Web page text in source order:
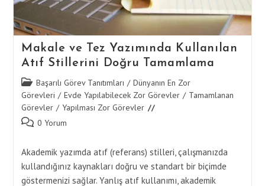
Makale ve Tez Yazımında Kullanılan
Atıf Stillerini Doğru Tamamlama
Post
category:
Başarılı Görev Tanıtımları / Dünyanın En Zor
Görevleri / Evde Yapılabilecek Zor Görevler / Tamamlanan
Görevler / Yapılması Zor Görevler
Post 0 Yorum
Akademik yazımda atıf (referans) stilleri, çalışmanızda
kullandığınız kaynakları doğru ve standart bir biçimde
göstermenizi sağlar. Yanlış atıf kullanımı, akademik